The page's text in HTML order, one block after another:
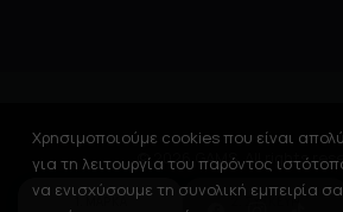
2. ΣΥΣΚΕΥΗ
© 2026 GAMS. All rights
Χρησιμοποιούμε cookies που είναι
για τη λειτουργία του παρόντος
να ενισχύσουμε τη συνολική εμπειρία